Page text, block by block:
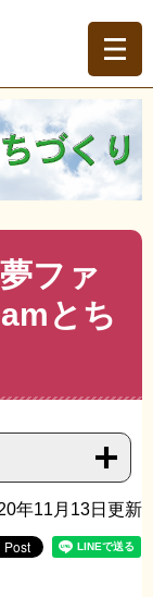
報 > 地域づく
令和元年
ち介っ人）
ファ
とち
年11月13日更新